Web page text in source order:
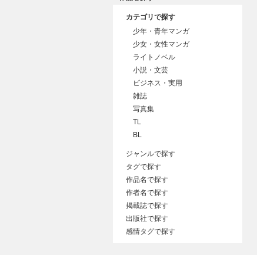
カテゴリで探す
少年・青年マンガ
少女・女性マンガ
ライトノベル
小説・文芸
ビジネス・実用
雑誌
写真集
TL
BL
ジャンルで探す
タグで探す
作品名で探す
作者名で探す
掲載誌で探す
出版社で探す
感情タグで探す